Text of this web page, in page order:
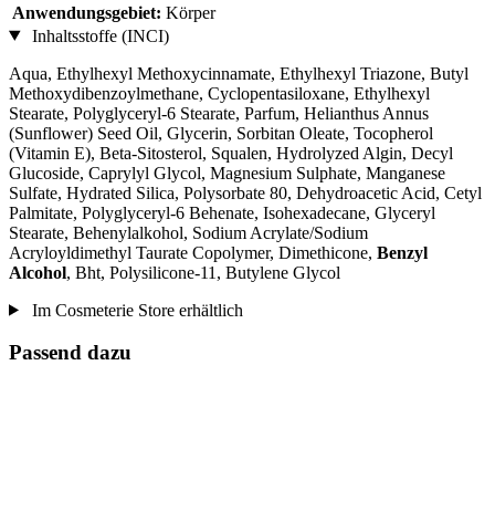
Anwendungsgebiet: Körper
Inhaltsstoffe (INCI)
Aqua, Ethylhexyl Methoxycinnamate, Ethylhexyl Triazone, Butyl
Methoxydibenzoylmethane, Cyclopentasiloxane, Ethylhexyl
Stearate, Polyglyceryl-6 Stearate, Parfum, Helianthus Annus
(Sunflower) Seed Oil, Glycerin, Sorbitan Oleate, Tocopherol
(Vitamin E), Beta-Sitosterol, Squalen, Hydrolyzed Algin, Decyl
Glucoside, Caprylyl Glycol, Magnesium Sulphate, Manganese
Sulfate, Hydrated Silica, Polysorbate 80, Dehydroacetic Acid, Cetyl
Palmitate, Polyglyceryl-6 Behenate, Isohexadecane, Glyceryl
Stearate, Behenylalkohol, Sodium Acrylate/Sodium
Acryloyldimethyl Taurate Copolymer, Dimethicone, Benzyl
Alcohol, Bht, Polysilicone-11, Butylene Glycol
Im Cosmeterie Store erhältlich
Passend dazu